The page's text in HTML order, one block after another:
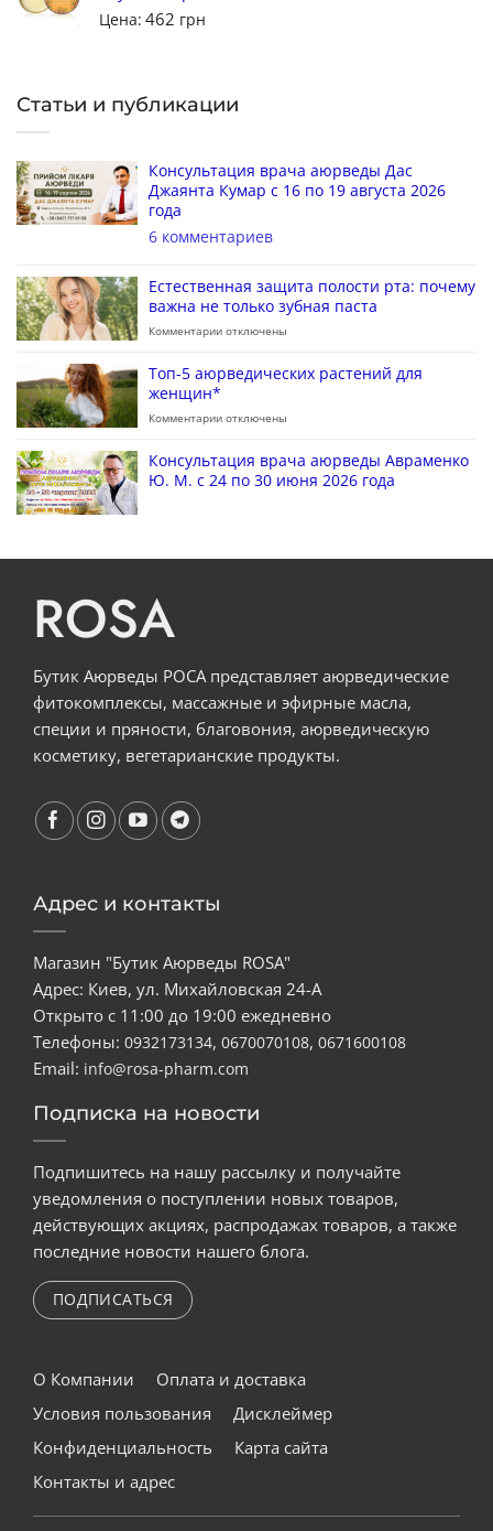
Цена: 462 грн
Статьи и публикации
Консультация врача аюрведы Дас
Джаянта Кумар с 16 по 19 августа 2026
года
6 комментариев
Естественная защита полости рта: почему
важна не только зубная паста
Комментарии отключены
Топ-5 аюрведических растений для
женщин*
Комментарии отключены
Консультация врача аюрведы Авраменко
Ю. М. с 24 по 30 июня 2026 года
ROSA
Бутик Аюрведы РОСА представляет аюрведические
фитокомплексы, массажные и эфирные масла,
специи и пряности, благовония, аюрведическую
косметику, вегетарианские продукты.
Адрес и контакты
Магазин "Бутик Аюрведы ROSA"
Адрес: Киев, ул. Михайловская 24-А
Открыто с 11:00 до 19:00 ежедневно
Телефоны: 0932173134, 0670070108, 0671600108
Email: info@rosa-pharm.com
Подписка на новости
Подпишитесь на нашу рассылку и получайте
уведомления о поступлении новых товаров,
действующих акциях, распродажах товаров, а также
последние новости нашего блога.
ПОДПИСАТЬСЯ
О Компании
Оплата и доставка
Условия пользования
Дисклеймер
Конфиденциальность
Карта сайта
Контакты и адрес